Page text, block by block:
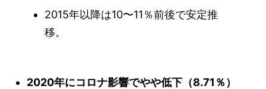
2015年以降は10〜11％前後で安定推
移。
2020年にコロナ影響でやや低下（8.71％）